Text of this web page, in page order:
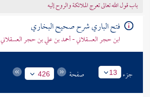
باب قول الله تعالى تعرج الملائكة والروح إليه
فتح الباري شرح صحيح البخاري
ابن حجر العسقلاني - أحمد بن علي بن حجر العسقلاني
جزء 13 صفحة 426